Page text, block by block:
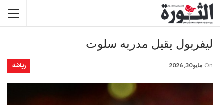
ليفربول يقيل مدربه سلوت
رياضة On مايو 30, 2026